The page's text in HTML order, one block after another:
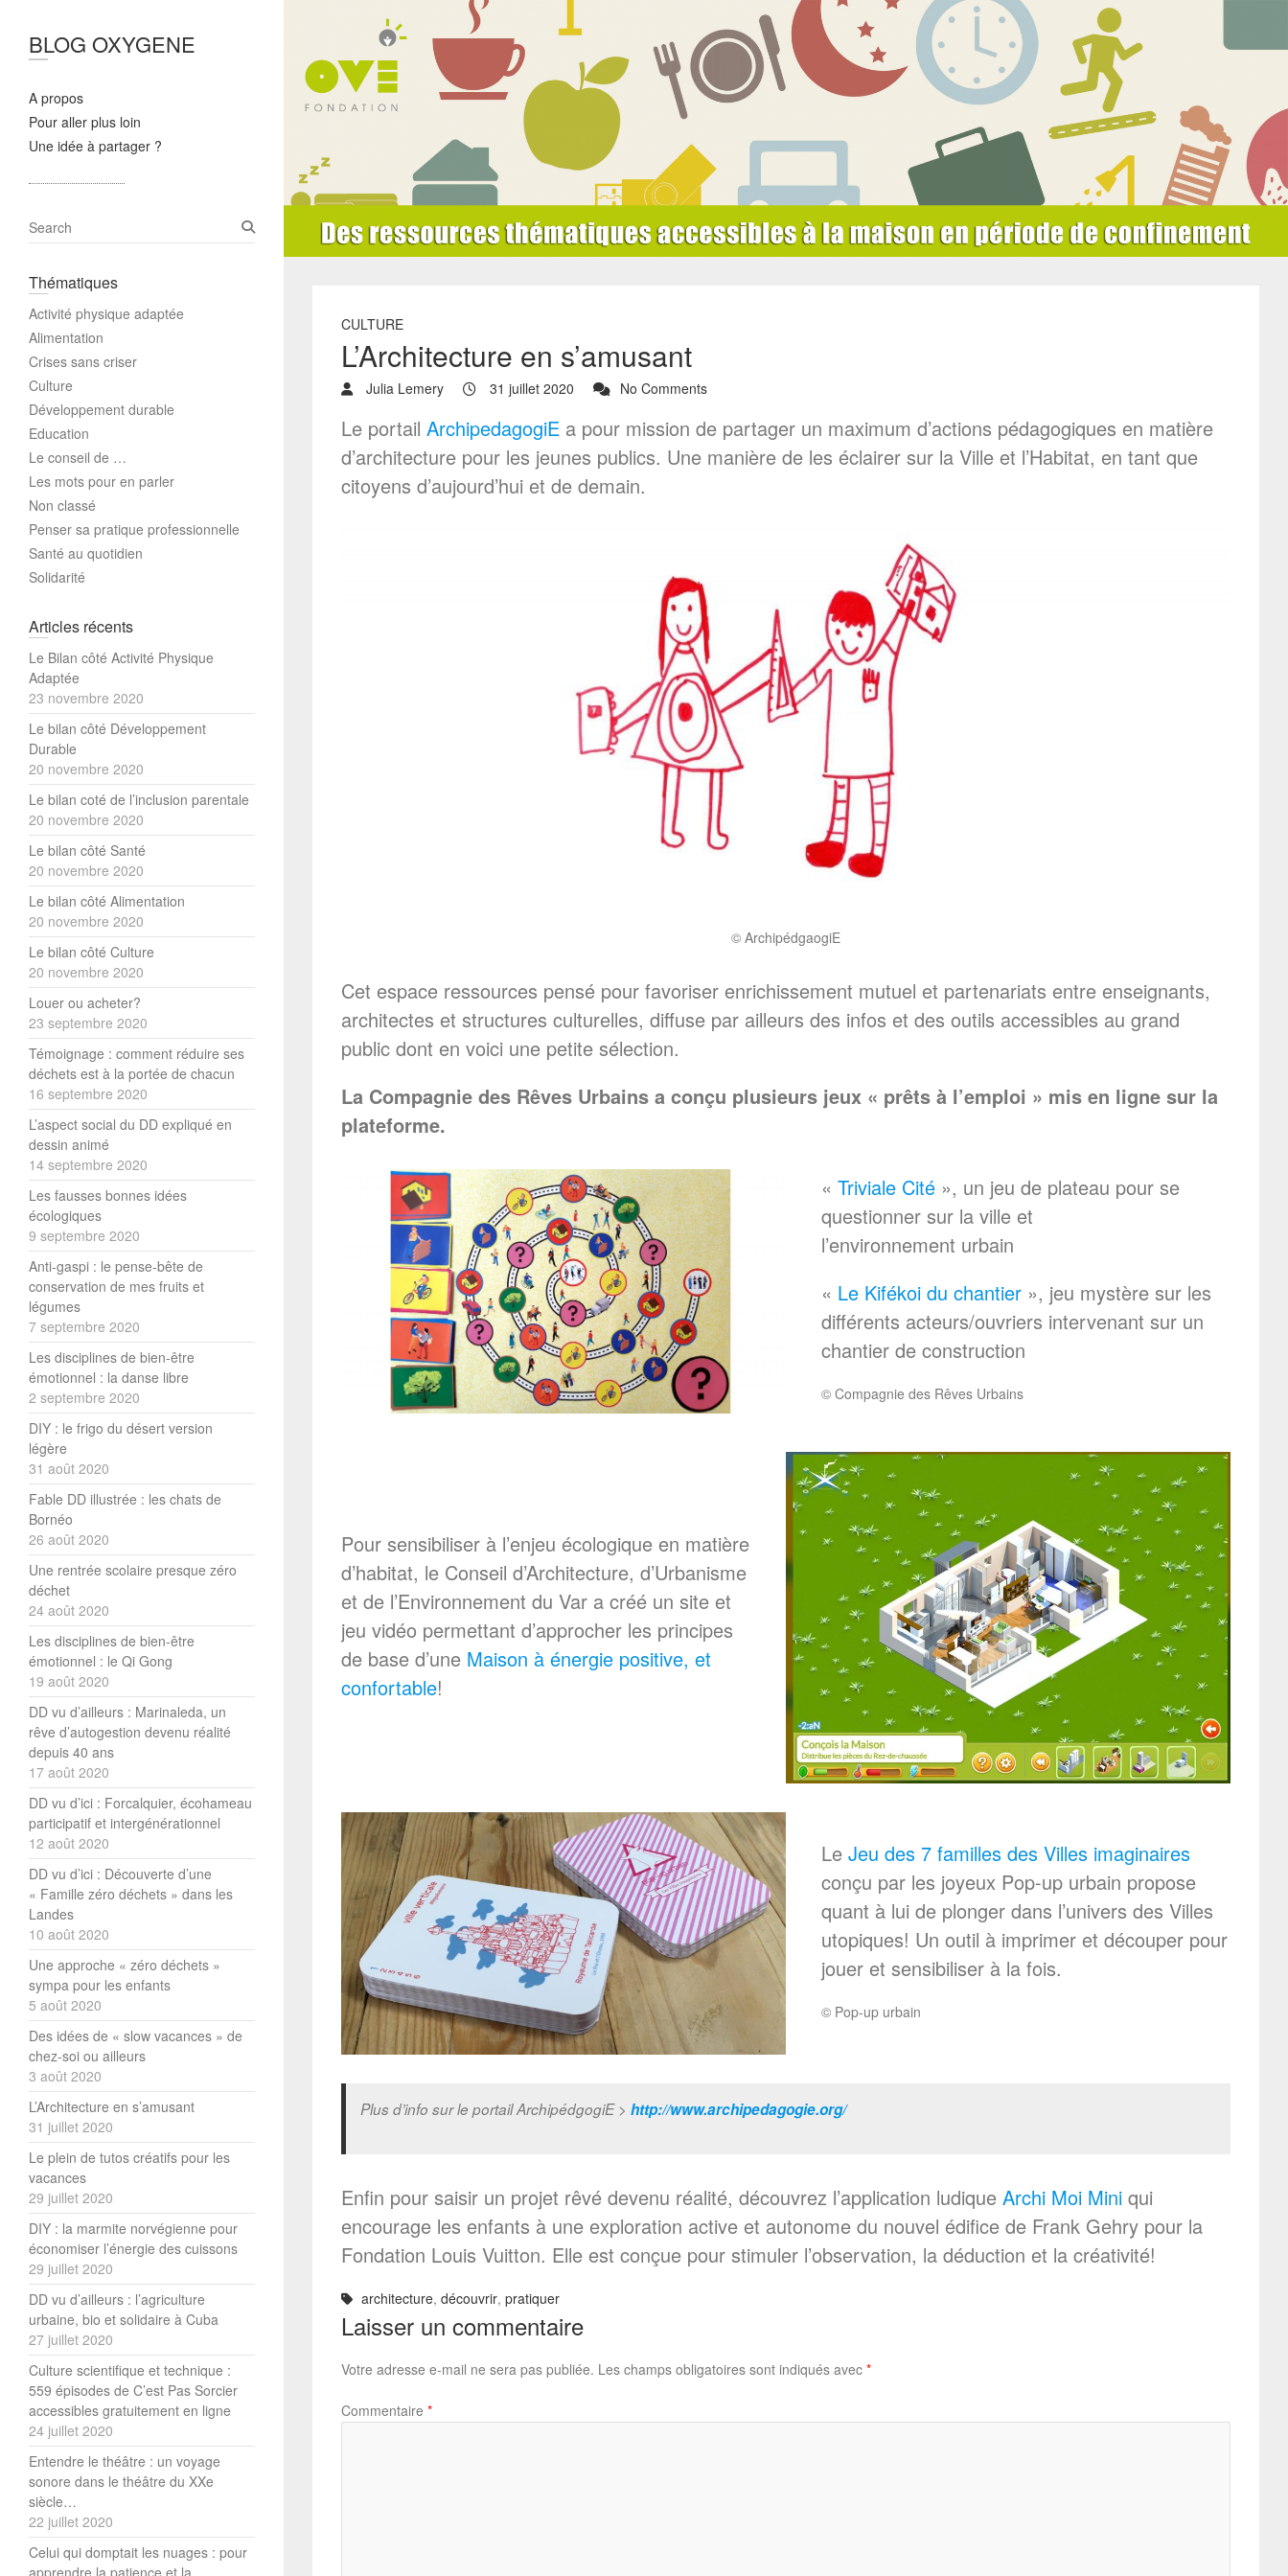
BLOG OXYGENE
A propos
Pour aller plus loin
Une idée à partager ?
CULTURE
L’Architecture en s’amusant
Julia Lemery 31 juillet 2020 No Comments
Le portail ArchipedagogiE a pour mission de partager un maximum d’actions pédagogiques en matière
d’architecture pour les jeunes publics. Une manière de les éclairer sur la Ville et l’Habitat, en tant que
citoyens d’aujourd’hui et de demain.
© ArchipédgaogiE
Cet espace ressources pensé pour favoriser enrichissement mutuel et partenariats entre enseignants,
architectes et structures culturelles, diffuse par ailleurs des infos et des outils accessibles au grand
public dont en voici une petite sélection.
La Compagnie des Rêves Urbains a conçu plusieurs jeux « prêts à l’emploi » mis en ligne sur la
plateforme.
« Triviale Cité », un jeu de plateau pour se
questionner sur la ville et
l’environnement urbain
« Le Kifékoi du chantier», jeu mystère sur les
différents acteurs/ouvriers intervenant sur un
chantier de construction
© Compagnie des Rêves Urbains
Pour sensibiliser à l’enjeu écologique en matière
d’habitat, le Conseil d’Architecture, d’Urbanisme
et de l’Environnement du Var a créé un site et
jeu vidéo permettant d’approcher les principes
de base d’une Maison à énergie positive, et
confortable!
Le Jeu des 7 familles des Villes imaginaires
conçu par les joyeux Pop-up urbain propose
quant à lui de plonger dans l’univers des Villes
utopiques! Un outil à imprimer et découper pour
jouer et sensibiliser à la fois.
© Pop-up urbain
Plus d’info sur le portail ArchipédgogiE > http://www.archipedagogie.org/
Enfin pour saisir un projet rêvé devenu réalité, découvrez l’application ludique Archi Moi Miniqui
encourage les enfants à une exploration active et autonome du nouvel édifice de Frank Gehry pour la
Fondation Louis Vuitton. Elle est conçue pour stimuler l’observation, la déduction et la créativité!
architecture, découvrir, pratiquer
Laisser un commentaire
Votre adresse e-mail ne sera pas publiée. Les champs obligatoires sont indiqués avec *
Commentaire *
S
e
r
h
Thématiques
Activité physique adaptée
Alimentation
Crises sans criser
Culture
Développement durable
Education
Le conseil de …
Les mots pour en parler
Non classé
Penser sa pratique professionnelle
Santé au quotidien
Solidarité
Articles récents
Le Bilan côté Activité Physique
Adaptée
23 novembre 2020
Le bilan côté Développement
Durable
20 novembre 2020
Le bilan coté de l’inclusion parentale
20 novembre 2020
Le bilan côté Santé
20 novembre 2020
Le bilan côté Alimentation
20 novembre 2020
Le bilan côté Culture
20 novembre 2020
Louer ou acheter?
23 septembre 2020
Témoignage : comment réduire ses
déchets est à la portée de chacun
16 septembre 2020
L’aspect social du DD expliqué en
dessin animé
14 septembre 2020
Les fausses bonnes idées
écologiques
9 septembre 2020
Anti-gaspi : le pense-bête de
conservation de mes fruits et
légumes
7 septembre 2020
Les disciplines de bien-être
émotionnel : la danse libre
2 septembre 2020
DIY : le frigo du désert version
légère
31 août 2020
Fable DD illustrée : les chats de
Bornéo
26 août 2020
Une rentrée scolaire presque zéro
déchet
24 août 2020
Les disciplines de bien-être
émotionnel : le Qi Gong
19 août 2020
DD vu d’ailleurs : Marinaleda, un
rêve d’autogestion devenu réalité
depuis 40 ans
17 août 2020
DD vu d’ici : Forcalquier, écohameau
participatif et intergénérationnel
12 août 2020
DD vu d’ici : Découverte d’une
« Famille zéro déchets » dans les
Landes
10 août 2020
Une approche « zéro déchets »
sympa pour les enfants
5 août 2020
Des idées de « slow vacances » de
chez-soi ou ailleurs
3 août 2020
L’Architecture en s’amusant
31 juillet 2020
Le plein de tutos créatifs pour les
vacances
29 juillet 2020
DIY : la marmite norvégienne pour
économiser l’énergie des cuissons
29 juillet 2020
DD vu d’ailleurs : l’agriculture
urbaine, bio et solidaire à Cuba
27 juillet 2020
Culture scientifique et technique :
559 épisodes de C’est Pas Sorcier
accessibles gratuitement en ligne
24 juillet 2020
Entendre le théâtre : un voyage
sonore dans le théâtre du XXe
siècle…
22 juillet 2020
Celui qui domptait les nuages : pour
apprendre la patience et la